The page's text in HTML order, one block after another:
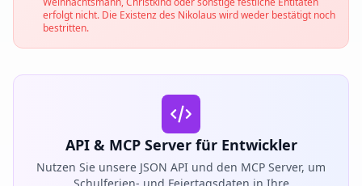
erfolgt nicht. Die Existenz des Nikolaus wird weder bestätigt noch
bestritten.
API & MCP Server für Entwickler
Nutzen Sie unsere JSON API und den MCP Server, um